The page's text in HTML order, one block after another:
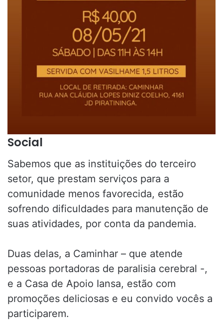
Social
Sabemos que as instituições do terceiro
setor, que prestam serviços para a
comunidade menos favorecida, estão
sofrendo dificuldades para manutenção de
suas atividades, por conta da pandemia.
Duas delas, a Caminhar – que atende
pessoas portadoras de paralisia cerebral -,
e a Casa de Apoio Iansa, estão com
promoções deliciosas e eu convido vocês a
participarem.